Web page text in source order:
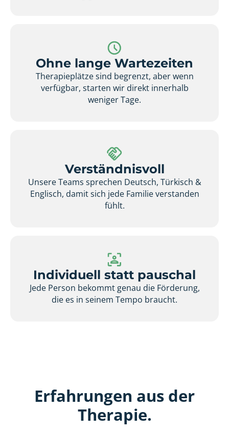
Ohne lange Wartezeiten
Therapieplätze sind begrenzt, aber wenn
verfügbar, starten wir direkt innerhalb
weniger Tage.
Verständnisvoll
Unsere Teams sprechen Deutsch, Türkisch &
Englisch, damit sich jede Familie verstanden
fühlt.
Individuell statt pauschal
Jede Person bekommt genau die Förderung,
die es in seinem Tempo braucht.
Erfahrungen aus der
Therapie.